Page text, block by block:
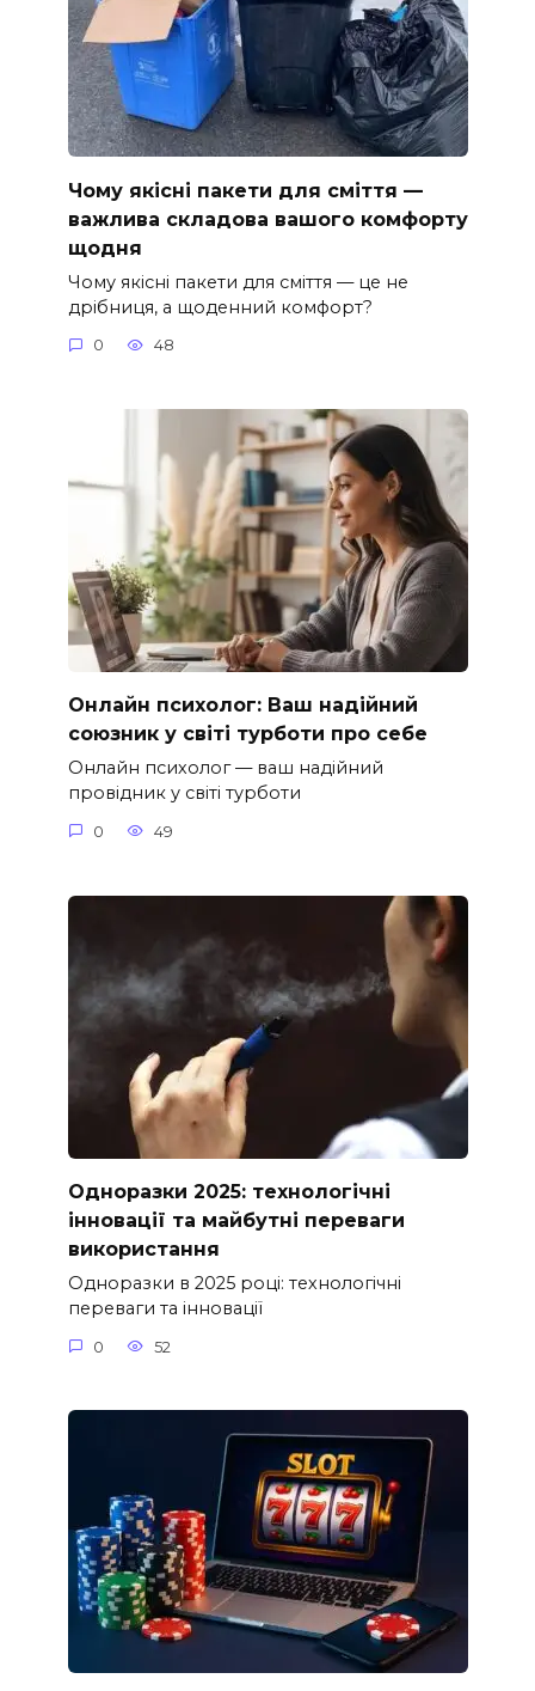
Чому якісні пакети для сміття —
важлива складова вашого комфорту
щодня
Чому якісні пакети для сміття — це не
дрібниця, а щоденний комфорт?
0 48
Онлайн психолог: Ваш надійний
союзник у світі турботи про себе
Онлайн психолог — ваш надійний
провідник у світі турботи
0 49
Одноразки 2025: технологічні
інновації та майбутні переваги
використання
Одноразки в 2025 році: технологічні
переваги та інновації
0 52